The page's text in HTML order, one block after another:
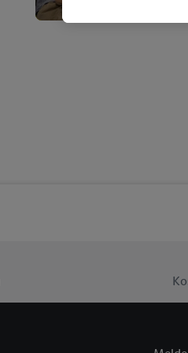
Kaufverhalten in den
genauen
Hierzu wird von uns
Adresse in
den Lidl-Diensten
Wenn das der Fall ist,
Kundenkonto-
Insbesondere können